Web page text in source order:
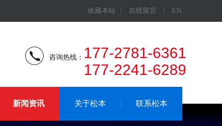
收藏本站 在线留言 EN
咨询热线： 177-2781-6361
177-2241-6289
新闻资讯 关于松本 联系松本